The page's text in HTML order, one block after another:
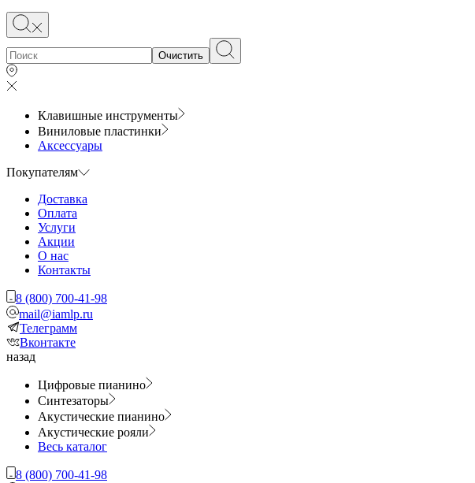
Очистить
Клавишные инструменты
Виниловые пластинки
Аксессуары
Покупателям
Доставка
Оплата
Услуги
Акции
О нас
Контакты
8 (800) 700-41-98
mail@iamlp.ru
Телеграмм
Вконтакте
назад
Цифровые пианино
Синтезаторы
Акустические пианино
Акустические рояли
Весь каталог
8 (800) 700-41-98